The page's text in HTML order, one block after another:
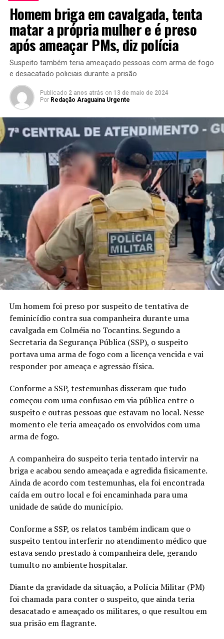
Homem briga em cavalgada, tenta
matar a própria mulher e é preso
após ameaçar PMs, diz polícia
Suspeito também teria ameaçado pessoas com arma de fogo
e desacatado policiais durante a prisão
Publicado 2 anos atrás on 13 de maio de 2024
Por Redação Araguaina Urgente
Um homem foi preso por suspeito de tentativa de
feminicídio contra sua companheira durante uma
cavalgada em Colméia no Tocantins. Segundo a
Secretaria da Segurança Pública (SSP), o suspeito
portava uma arma de fogo com a licença vencida e vai
responder por ameaça e agressão física.
Conforme a SSP, testemunhas disseram que tudo
começou com uma confusão em via pública entre o
suspeito e outras pessoas que estavam no local. Nesse
momento ele teria ameaçado os envolvidos com uma
arma de fogo.
A companheira do suspeito teria tentado intervir na
briga e acabou sendo ameaçada e agredida fisicamente.
Ainda de acordo com testemunhas, ela foi encontrada
caída em outro local e foi encaminhada para uma
unidade de saúde do município.
Conforme a SSP, os relatos também indicam que o
suspeito tentou interferir no atendimento médico que
estava sendo prestado à companheira dele, gerando
tumulto no ambiente hospitalar.
Diante da gravidade da situação, a Polícia Militar (PM)
foi chamada para conter o suspeito, que ainda teria
desacatado e ameaçado os militares, o que resultou em
sua prisão em flagrante.